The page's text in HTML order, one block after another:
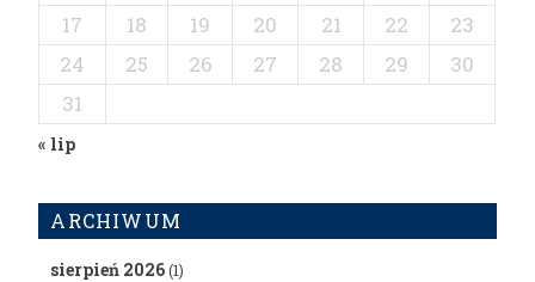
17
18 19 20 21 22
23
24
25 26 27 28 29
30
31
« lip
ARCHIWUM
sierpień 2026(1)